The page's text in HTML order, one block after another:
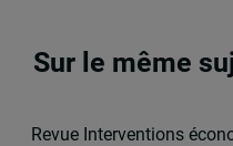
Sur le même
Revue Interventions